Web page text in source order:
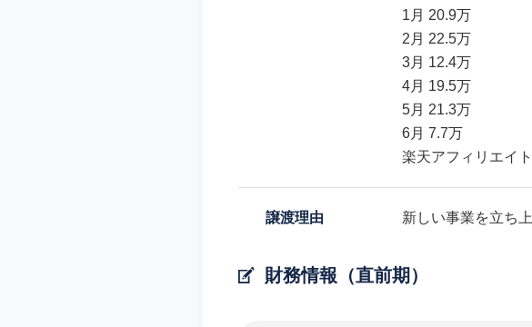
1月 20.9万
2月 22.5万
3月 12.4万
4月 19.5万
5月 21.3万
6月 7.7万
楽天アフィリエイ
譲渡理由 新しい事業を立ち
財務情報（直前期）